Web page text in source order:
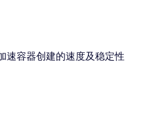
速容器创建的速度及稳定性